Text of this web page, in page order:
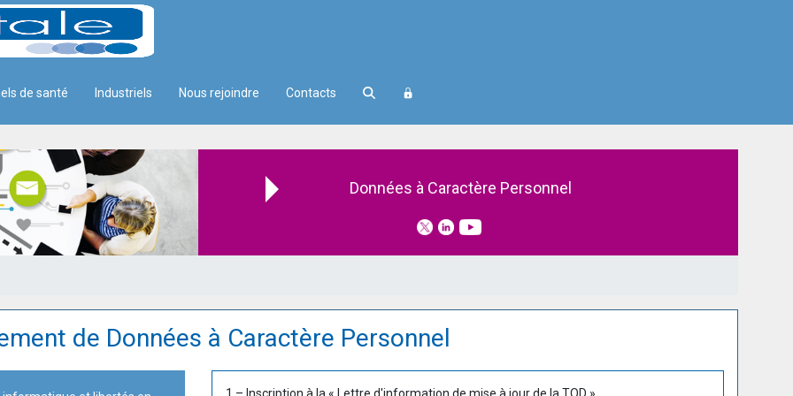
de santé Industriels Nous rejoindre Contacts
Données à Caractère Personnel
de Données à Caractère Personnel